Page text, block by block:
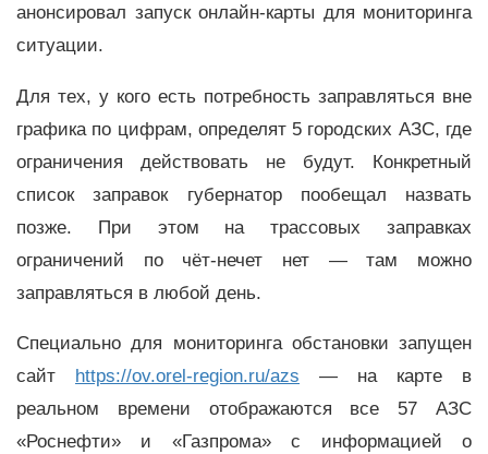
анонсировал запуск онлайн-карты для мониторинга
ситуации.
Для тех, у кого есть потребность заправляться вне
графика по цифрам, определят 5 городских АЗС, где
ограничения действовать не будут. Конкретный
список заправок губернатор пообещал назвать
позже. При этом на трассовых заправках
ограничений по чёт-нечет нет — там можно
заправляться в любой день.
Специально для мониторинга обстановки запущен
сайт
https://ov.orel-region.ru/azs — на карте в
реальном времени отображаются все 57 АЗС
«Роснефти» и «Газпрома» с информацией о